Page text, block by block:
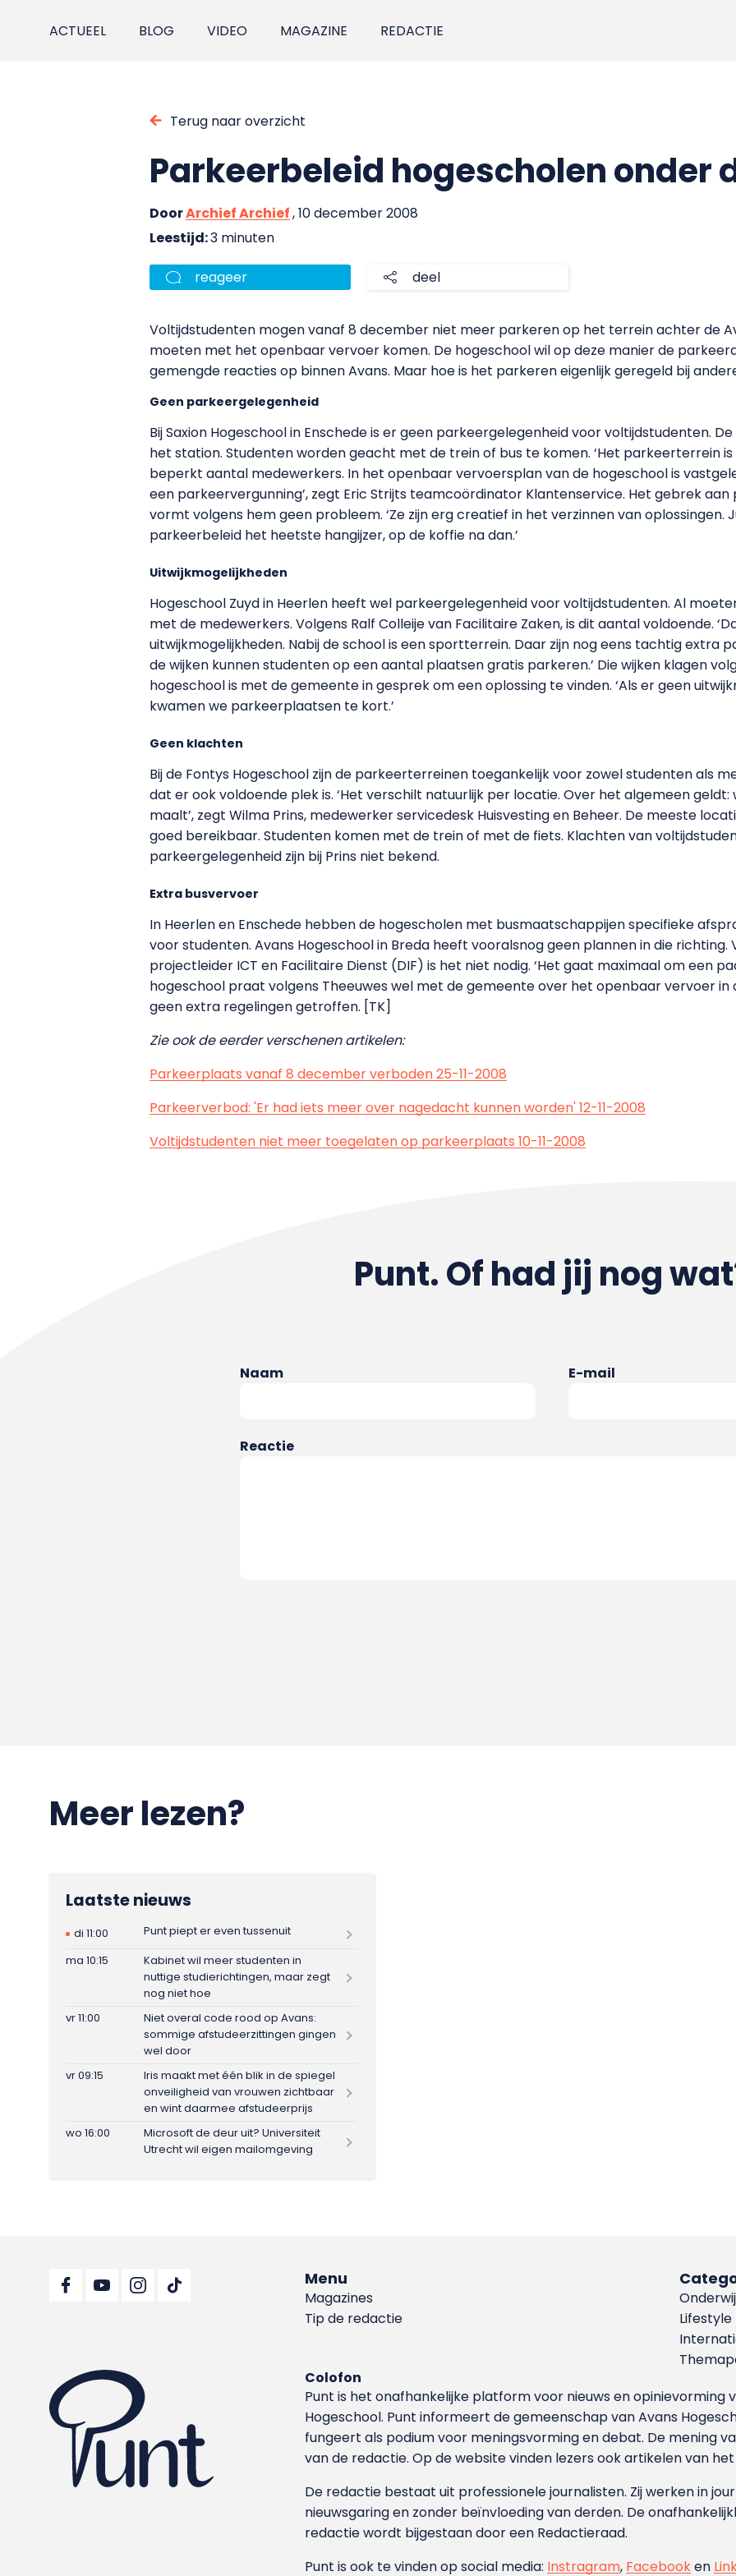
ACTUEEL BLOG VIDEO MAGAZINE REDACTIE
Terug naar overzicht
Parkeerbeleid hogescholen onder
DoorArchief Archief, 10 december 2008
Leestijd:3 minuten
reageer deel
Voltijdstudenten mogen vanaf 8 december niet meer parkeren op het terrein achter de
moeten met het openbaar vervoer komen. De hogeschool wil op deze manier de
gemengde reacties op binnen Avans. Maar hoe is het parkeren eigenlijk geregeld bij
Geen parkeergelegenheid
Bij Saxion Hogeschool in Enschede is er geen parkeergelegenheid voor voltijdstudenten.
het station. Studenten worden geacht met de trein of bus te komen. ‘Het parkeerterrein
beperkt aantal medewerkers. In het openbaar vervoersplan van de hogeschool is
een parkeervergunning’, zegt Eric Strijts teamcoördinator Klantenservice. Het gebrek
vormt volgens hem geen probleem. ‘Ze zijn erg creatief in het verzinnen van oplossingen.
parkeerbeleid het heetste hangijzer, op de koffie na dan.’
Uitwijkmogelijkheden
Hogeschool Zuyd in Heerlen heeft wel parkeergelegenheid voor voltijdstudenten. Al
met de medewerkers. Volgens Ralf Colleije van Facilitaire Zaken, is dit aantal voldoende.
uitwijkmogelijkheden. Nabij de school is een sportterrein. Daar zijn nog eens tachtig extra
de wijken kunnen studenten op een aantal plaatsen gratis parkeren.’ Die wijken klagen
hogeschool is met de gemeente in gesprek om een oplossing te vinden. ‘Als er geen
kwamen we parkeerplaatsen te kort.’
Geen klachten
Bij de Fontys Hogeschool zijn de parkeerterreinen toegankelijk voor zowel studenten als
dat er ook voldoende plek is. ‘Het verschilt natuurlijk per locatie. Over het algemeen
maalt’, zegt Wilma Prins, medewerker servicedesk Huisvesting en Beheer. De meeste
goed bereikbaar. Studenten komen met de trein of met de fiets. Klachten van
parkeergelegenheid zijn bij Prins niet bekend.
Extra busvervoer
In Heerlen en Enschede hebben de hogescholen met busmaatschappijen specifieke
voor studenten. Avans Hogeschool in Breda heeft vooralsnog geen plannen in die richting.
projectleider ICT en Facilitaire Dienst (DIF) is het niet nodig. ‘Het gaat maximaal om een
hogeschool praat volgens Theeuwes wel met de gemeente over het openbaar vervoer in
geen extra regelingen getroffen. [TK]
Zie ook de eerder verschenen artikelen:
Parkeerplaats vanaf 8 december verboden 25-11-2008
Parkeerverbod: 'Er had iets meer over nagedacht kunnen worden' 12-11-2008
Voltijdstudenten niet meer toegelaten op parkeerplaats 10-11-2008
Punt. Of had jij nog
Naam E-mail
Reactie
Meer lezen?
Laatste nieuws
di 11:00
Punt piept er even tussenuit
ma 10:15
Kabinet wil meer studenten in
nuttige studierichtingen, maar zegt
nog niet hoe
vr 11:00
Niet overal code rood op Avans:
sommige afstudeerzittingen gingen
wel door
vr 09:15
Iris maakt met één blik in de spiegel
onveiligheid van vrouwen zichtbaar
en wint daarmee afstudeerprijs
wo 16:00
Microsoft de deur uit? Universiteit
Utrecht wil eigen mailomgeving
Menu
Magazines
Tip de redactie
Lifestyle
Colofon
Punt is het onafhankelijke platform voor nieuws en
Hoge­school. Punt informeert de gemeenschap van Avans
fungeert als podium voor meningsvorming en debat. De mening
van de redactie. Op de website vinden lezers ook artikelen van
De redactie bestaat uit professionele journalisten. Zij werken in
nieuwsgaring en zonder beïnvloeding van derden. De
redactie wordt bijgestaan door een Redactieraad.
Punt is ook te vinden op social media: Instragram, Facebooken